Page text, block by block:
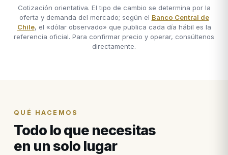
Cotización orientativa. El tipo de cambio se determina por la
oferta y demanda del mercado; según el Banco Central de
Chile, el «dólar observado» que publica cada día hábil es la
referencia oficial. Para confirmar precio y operar, consúltenos
directamente.
QUÉ HACEMOS
Todo lo que necesitas
en un solo lugar